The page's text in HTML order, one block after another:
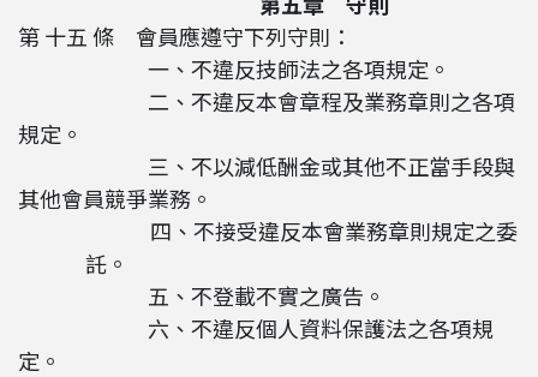
第 十五 條 會員應遵守下列守則：
一、不違反技師法之各項規定。
二、不違反本會章程及業務章則之各項
規定。
三、不以減低酬金或其他不正當手段與
其他會員競爭業務。
四、不接受違反本會業務章則規定之委
託。
五、不登載不實之廣告。
六、不違反個人資料保護法之各項規
定。